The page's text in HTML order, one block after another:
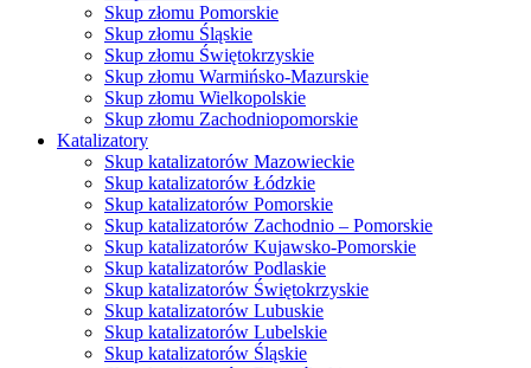
Skup złomu Pomorskie
Skup złomu Śląskie
Skup złomu Świętokrzyskie
Skup złomu Warmińsko-Mazurskie
Skup złomu Wielkopolskie
Skup złomu Zachodniopomorskie
Katalizatory
Skup katalizatorów Mazowieckie
Skup katalizatorów Łódzkie
Skup katalizatorów Pomorskie
Skup katalizatorów Zachodnio – Pomorskie
Skup katalizatorów Kujawsko-Pomorskie
Skup katalizatorów Podlaskie
Skup katalizatorów Świętokrzyskie
Skup katalizatorów Lubuskie
Skup katalizatorów Lubelskie
Skup katalizatorów Śląskie